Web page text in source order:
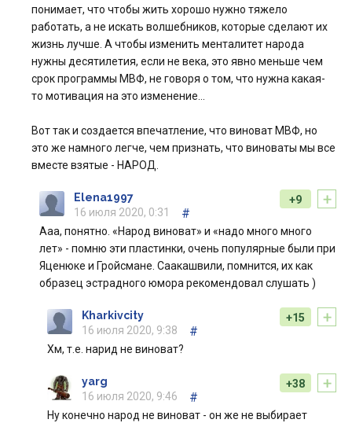
понимает, что чтобы жить хорошо нужно тяжело
работать, а не искать волшебников, которые сделают их
жизнь лучше. А чтобы изменить менталитет народа
нужны десятилетия, если не века, это явно меньше чем
срок программы МВФ, не говоря о том, что нужна какая-
то мотивация на это изменение...
Вот так и создается впечатление, что виноват МВФ, но
это же намного легче, чем признать, что виноваты мы все
вместе взятые - НАРОД.
+
+9
Elena1997
16 июля 2020, 0:31
#
Ааа, понятно. «Народ виноват» и «надо много много
лет» - помню эти пластинки, очень популярные были при
Яценюке и Гройсмане. Саакашвили, помнится, их как
образец эстрадного юмора рекомендовал слушать )
+
+15
Kharkivcity
16 июля 2020, 9:38
#
Хм, т.е. нарид не виноват?
+
+38
yarg
16 июля 2020, 9:46
#
Ну конечно народ не виноват - он же не выбирает